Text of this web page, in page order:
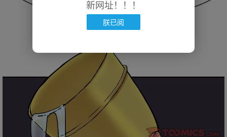
新网址！！！
朕已阅